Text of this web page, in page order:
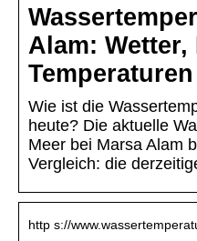
Alam: Wetter,
Wie ist die
heute? Die aktuelle
Meer bei Marsa Alam
Vergleich: die
http s://